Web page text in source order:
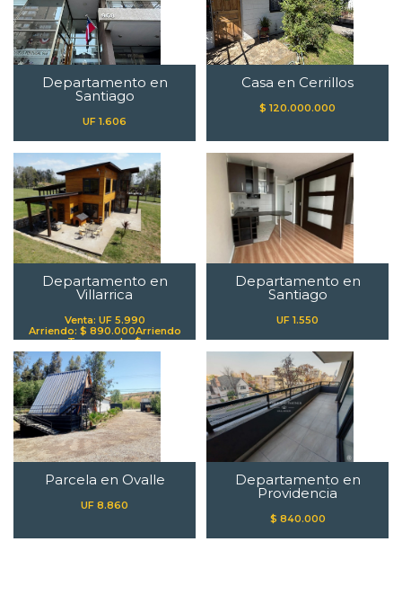
Departamento en
Santiago
UF 1.606
Casa en Cerrillos
$ 120.000.000
Departamento en
Villarrica
Venta: UF 5.990
Arriendo: $ 890.000Arriendo
Temporada: $
Departamento en
Santiago
UF 1.550
Parcela en Ovalle
UF 8.860
Departamento en
Providencia
$ 840.000